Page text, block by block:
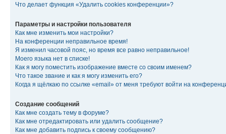
Что делает функция «Удалить cookies конференции»?
Параметры и настройки пользователя
Как мне изменить мои настройки?
На конференции неправильное время!
Я изменил часовой пояс, но время все равно неправильное!
Моего языка нет в списке!
Как я могу поместить изображение вместе со своим именем?
Что такое звание и как я могу изменить его?
Когда я щёлкаю по ссылке «email» от меня требуют войти на
Создание сообщений
Как мне создать тему в форуме?
Как мне отредактировать или удалить сообщение?
Как мне добавить подпись к своему сообщению?